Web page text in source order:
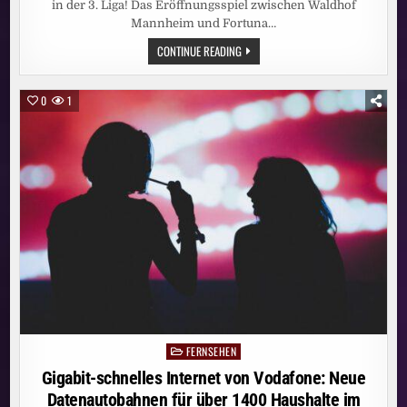
in der 3. Liga! Das Eröffnungsspiel zwischen Waldhof
Mannheim und Fortuna…
CONTINUE READING3.
LIGA
KOMPLETT
LIVE
BEI
MAGENTASPORT:
HEISSE D
ISKUSSIONEN B
ANNHEIMS A
UFTAKTSIEG: S
CHIEDSRICHTERIN M
ICHEL S
ELBSTKRITISCH, K
LOS Z
IEHT H
CHLECHTE 1
. H
ALBZEIT“
0 1
Posted
in
FERNSEHEN
Gigabit-schnelles Internet von Vodafone: Neue
Datenautobahnen für über 1400 Haushalte im